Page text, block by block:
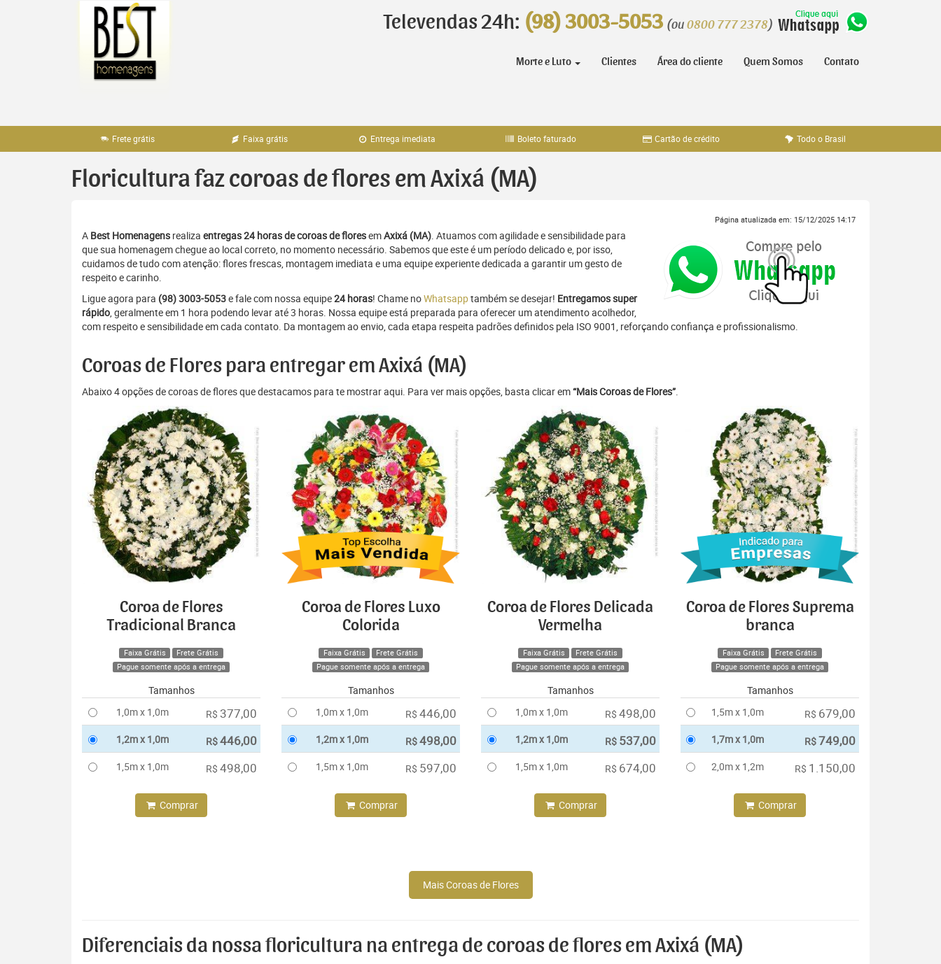
Televendas 24h: (98) 3003-5053 (ou 0800 777 2378)
Morte e Luto Clientes Área do cliente Quem Somos Contato
Frete grátis Faixa grátis Entrega imediata Boleto faturado Cartão de crédito Todo o Brasil
Floricultura faz coroas de flores em Axixá (MA)
Página atualizada em: 15/12/2025 14:17
A Best Homenagens realiza entregas 24 horas de coroas de floresemAxixá (MA). Atuamos com agilidade e sensibilidade para
que sua homenagem chegue ao local correto, no momento necessário. Sabemos que este é um período delicado e, por isso,
cuidamos de tudo com atenção: flores frescas, montagem imediata e uma equipe experiente dedicada a garantir um gesto de
respeito e carinho.
Ligue agora para (98) 3003-5053e fale com nossa equipe24 horas! Chame noWhatsapptambém se desejar! Entregamos super
rápido, geralmente em 1 hora podendo levar até 3 horas. Nossa equipe está preparada para oferecer um atendimento acolhedor,
com respeito e sensibilidade em cada contato. Da montagem ao envio, cada etapa respeita padrões definidos pela ISO 9001, reforçando confiança e profissionalismo.
Coroas de Flores para entregar em Axixá (MA)
Abaixo 4 opções de coroas de flores que destacamos para te mostrar aqui. Para ver mais opções, basta clicar em“Mais Coroas de Flores”.
Coroa de Flores
Tradicional Branca
Faixa Grátis
Frete Grátis
Pague somente após a entrega
Tamanhos
1,0m x 1,0m
R$ 377,00
1,2m x 1,0m R$446,00
1,5m x 1,0m R$ 498,00
Comprar
Coroa de Flores Luxo
Colorida
Faixa Grátis
Frete Grátis
Pague somente após a entrega
Tamanhos
1,0m x 1,0m
R$ 446,00
1,2m x 1,0m R$498,00
1,5m x 1,0m R$ 597,00
Comprar
Coroa de Flores Delicada
Vermelha
Faixa Grátis
Frete Grátis
Pague somente após a entrega
Tamanhos
1,0m x 1,0m
R$ 498,00
1,2m x 1,0m R$ 537,00
1,5m x 1,0m R$ 674,00
Comprar
Coroa de Flores Suprema
branca
Faixa Grátis
Frete Grátis
Pague somente após a entrega
Tamanhos
1,5m x 1,0m
R$ 679,00
1,7m x 1,0m R$749,00
2,0m x 1,2m R$ 1.150,00
Comprar
Mais Coroas de Flores
Diferenciais da nossa floricultura na entrega de coroas de flores em Axixá (MA)